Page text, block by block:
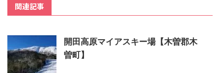
関連記事
開田高原マイアスキー場【木曽郡木
曽町】